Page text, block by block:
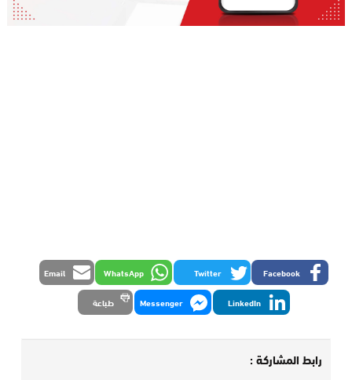
Facebook
Twitter
WhatsApp
Email
LinkedIn
Messenger طباعة
رابط المشاركة :